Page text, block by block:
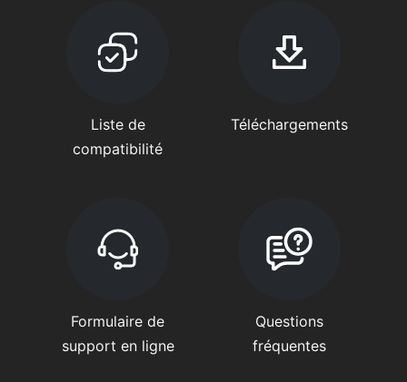
Liste de
compatibilité
Téléchargements
Formulaire de
support en ligne
Questions
fréquentes